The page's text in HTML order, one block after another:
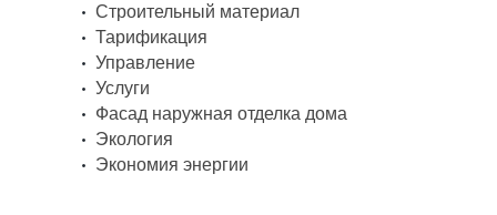
Строительный материал
Тарификация
Управление
Услуги
Фасад наружная отделка дома
Экология
Экономия энергии